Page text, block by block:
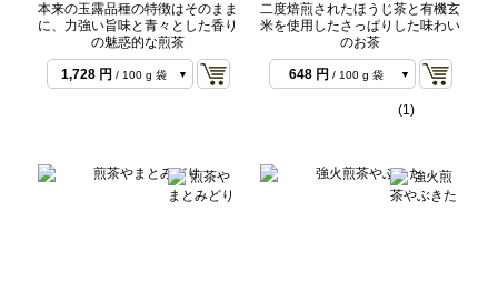
本来の玉露品種の特徴はそのまま
に、力強い旨味と青々とした香り
の魅惑的な煎茶
864 円/ 50 g 袋
1,728 円 / 100 g 袋
二度焙煎されたほうじ茶と有機玄
米を使用したさっぱりした味わい
のお茶
648 円 / 100 g 袋
(1)